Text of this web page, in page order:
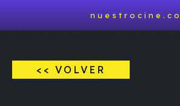
nuestrocine.co
<< VOLVER